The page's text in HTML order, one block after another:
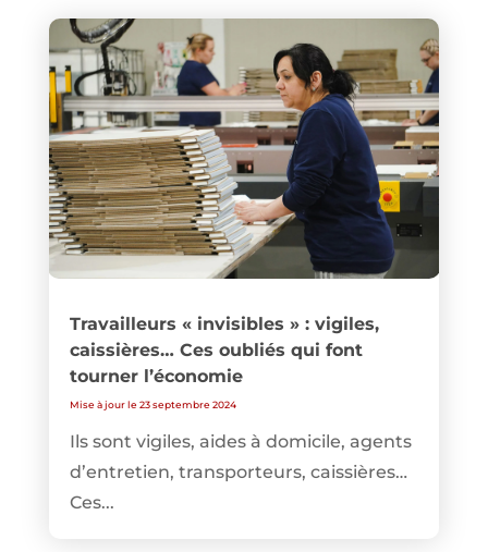
Travailleurs « invisibles » : vigiles,
caissières… Ces oubliés qui font
tourner l’économie
Mise à jour le 23 septembre 2024
Ils sont vigiles, aides à domicile, agents
d’entretien, transporteurs, caissières…
Ces...